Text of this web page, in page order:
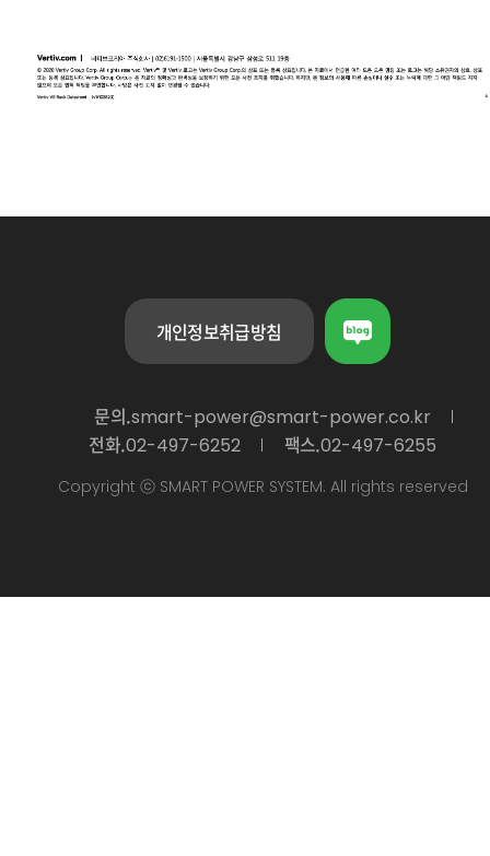
개인정보취급방침
문의.smart-power@smart-power.co.kr
전화.02-497-6252 팩스.02-497-6255
Copyright ⓒ SMART POWER SYSTEM. All rights reserved